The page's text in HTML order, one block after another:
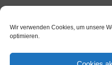
Wir verwenden Cookies, um unsere
optimieren.